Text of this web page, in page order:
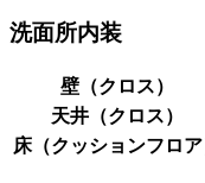
洗面所内装
壁（クロス）
天井（クロス）
床（クッションフロア